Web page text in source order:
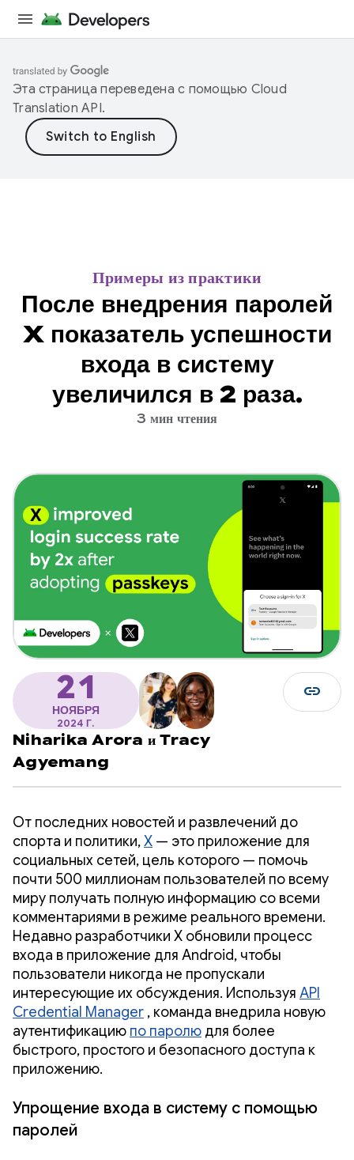
Эта страница переведена с помощью Cloud
Translation API.
Примеры из практики
После внедрения паролей
X показатель успешности
входа в систему
увеличился в 2 раза.
3 мин чтения
21
НОЯБРЯ
2024 Г.
Niharika Arora иTracy
Agyemang
link
От последних новостей и развлечений до
спорта и политики,X — это приложение для
социальных сетей, цель которого — помочь
почти 500 миллионам пользователей по всему
миру получать полную информацию со всеми
комментариями в режиме реального времени.
Недавно разработчики X обновили процесс
входа в приложение для Android, чтобы
пользователи никогда не пропускали
интересующие их обсуждения. Используя API
Credential Manager , команда внедрила новую
аутентификацию по паролю для более
быстрого, простого и безопасного доступа к
приложению.
Упрощение входа в систему с помощью
паролей